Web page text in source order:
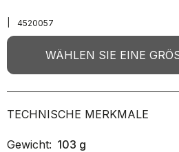
4520057
WÄHLEN SIE EINE
TECHNISCHE MERKMALE
Gewicht: 103 g